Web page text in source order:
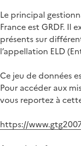
Le principal
France est GRDF. Il
présents sur
l’appellation ELD
Ce jeu de données
Pour accéder aux
vous reportez à
https://